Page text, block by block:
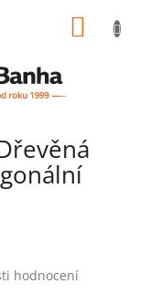
hodnocení